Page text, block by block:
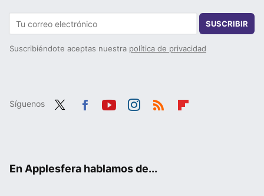
SUSCRIBIR
Suscribiéndote aceptas nuestra política de privacidad
Síguenos
En Applesfera hablamos de...